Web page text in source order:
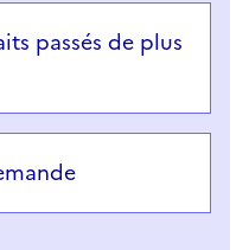
passés de plus